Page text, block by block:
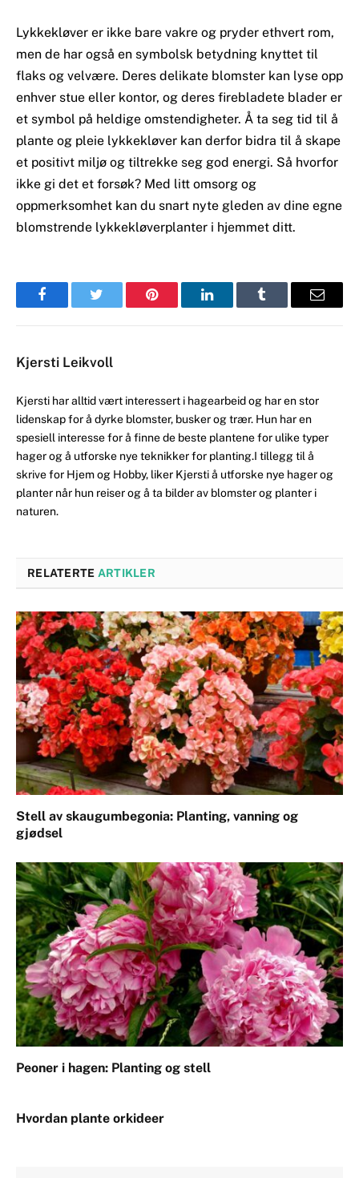
Lykkekløver er ikke bare vakre og pryder ethvert rom,
men de har også en symbolsk betydning knyttet til
flaks og velvære. Deres delikate blomster kan lyse opp
enhver stue eller kontor, og deres firebladete blader er
et symbol på heldige omstendigheter. Å ta seg tid til å
plante og pleie lykkekløver kan derfor bidra til å skape
et positivt miljø og tiltrekke seg god energi. Så hvorfor
ikke gi det et forsøk? Med litt omsorg og
oppmerksomhet kan du snart nyte gleden av dine egne
blomstrende lykkekløverplanter i hjemmet ditt.
FacebookTwitter Pinterest LinkedInTumblr Email
Kjersti Leikvoll
Kjersti har alltid vært interessert i hagearbeid og har en stor
lidenskap for å dyrke blomster, busker og trær. Hun har en
spesiell interesse for å finne de beste plantene for ulike typer
hager og å utforske nye teknikker for planting.I tillegg til å
skrive for Hjem og Hobby, liker Kjersti å utforske nye hager og
planter når hun reiser og å ta bilder av blomster og planter i
naturen.
RELATERTE ARTIKLER
Stell av skaugumbegonia: Planting, vanning og
gjødsel
Peoner i hagen: Planting og stell
Hvordan plante orkideer